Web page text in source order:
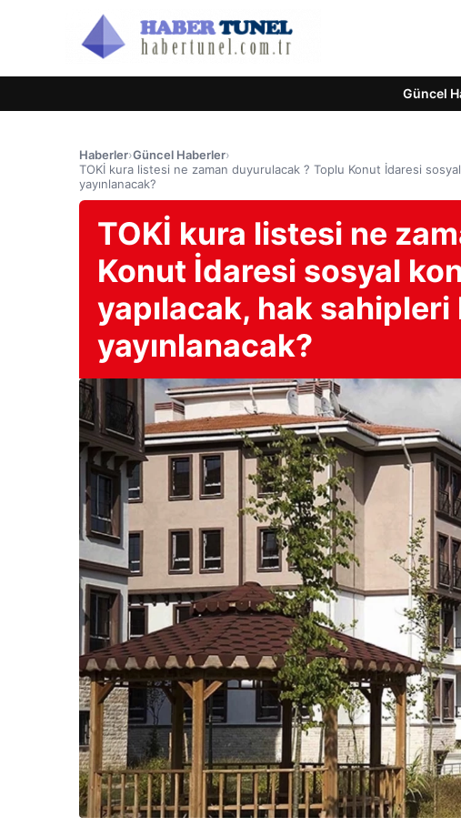
Güncel
Haberler›Güncel Haberler›
TOKİ kura listesi ne zaman duyurulacak ? Toplu Konut İdaresi
yayınlanacak?
TOKİ kura listesi ne
Konut İdaresi sosyal
yapılacak, hak
yayınlanacak?